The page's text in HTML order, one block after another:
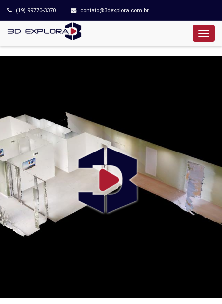
(19) 99770-3370 contato@3dexplora.com.br